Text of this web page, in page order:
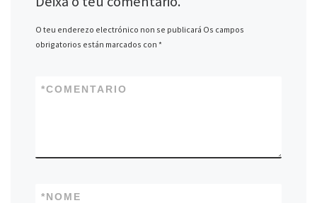
O teu enderezo electrónico non se publicará Os campos
obrigatorios están marcados con*
COMENTARIO
*
NOME
*